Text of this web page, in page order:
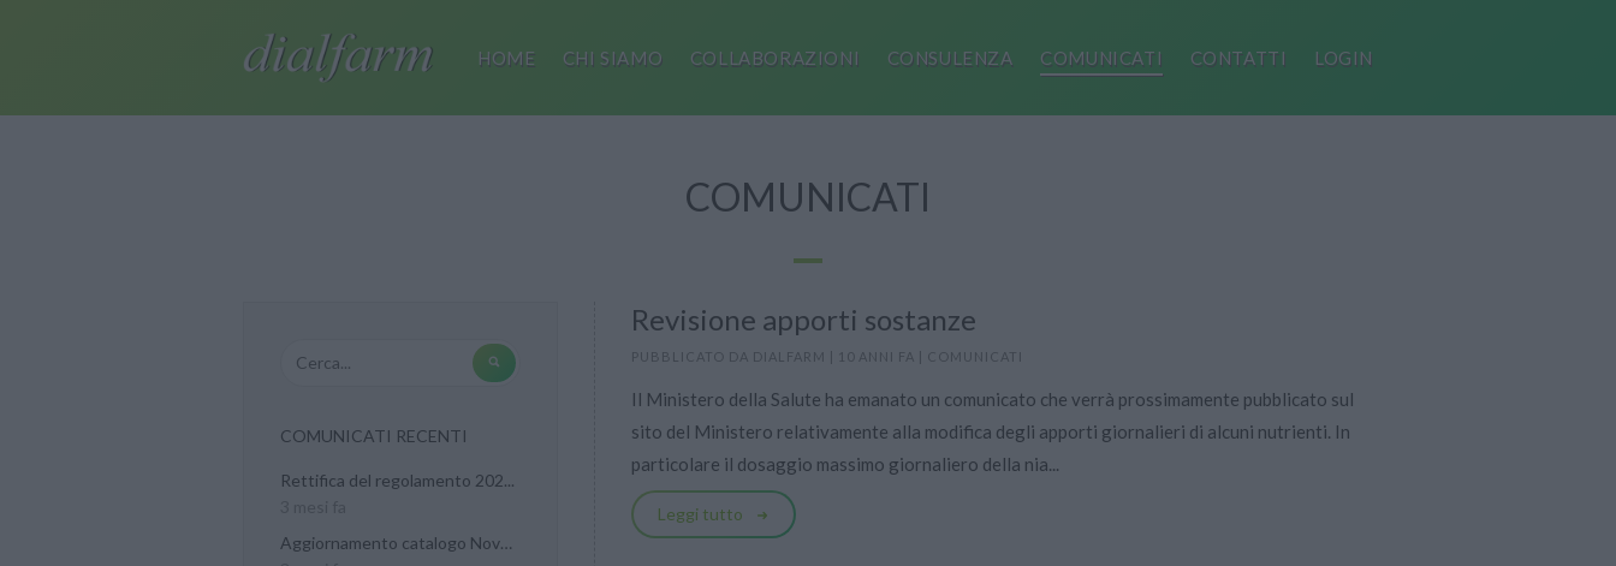
HOME CHI SIAMO COLLABORAZIONI CONSULENZA COMUNICATI CONTATTI LOGIN
COMUNICATI
COMUNICATI RECENTI
Rettifica del regolamento 202...
Aggiornamento catalogo Novel...
Revisione apporti sostanze
PUBBLICATO DA DIALFARM | 10 ANNI FA | COMUNICATI
Il Ministero della Salute ha emanato un comunicato che verrà prossimamente pubblicato sul
sito del Ministero relativamente alla modifica degli apporti giornalieri di alcuni nutrienti. In
particolare il dosaggio massimo giornaliero della nia...
Leggi tutto